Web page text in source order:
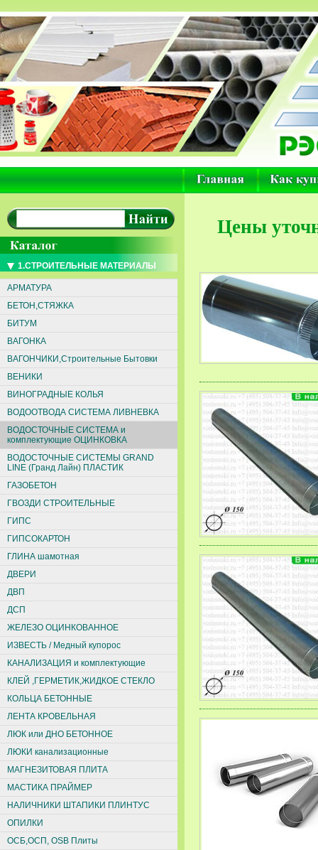
1.СТРОИТЕЛЬНЫЕ МАТЕРИАЛЫ
АРМАТУРА
БЕТОН,СТЯЖКА
БИТУМ
ВАГОНКА
ВАГОНЧИКИ,Строительные Бытовки
ВЕНИКИ
ВИНОГРАДНЫЕ КОЛЬЯ
ВОДООТВОДА СИСТЕМА ЛИВНЕВКА
ВОДОСТОЧНЫЕ СИСТЕМА и
комплектующие ОЦИНКОВКА
ВОДОСТОЧНЫЕ СИСТЕМЫ GRAND
LINE (Гранд Лайн) ПЛАСТИК
ГАЗОБЕТОН
ГВОЗДИ СТРОИТЕЛЬНЫЕ
ГИПС
ГИПСОКАРТОН
ГЛИНА шамотная
ДВЕРИ
ДВП
ДСП
ЖЕЛЕЗО ОЦИНКОВАННОЕ
ИЗВЕСТЬ / Медный купорос
КАНАЛИЗАЦИЯ и комплектующие
КЛЕЙ ,ГЕРМЕТИК,ЖИДКОЕ СТЕКЛО
КОЛЬЦА БЕТОННЫЕ
ЛЕНТА КРОВЕЛЬНАЯ
ЛЮК или ДНО БЕТОННОЕ
ЛЮКИ канализационные
МАГНЕЗИТОВАЯ ПЛИТА
МАСТИКА ПРАЙМЕР
НАЛИЧНИКИ ШТАПИКИ ПЛИНТУС
ОПИЛКИ
ОСБ,ОСП, ОSВ Плиты
Цены